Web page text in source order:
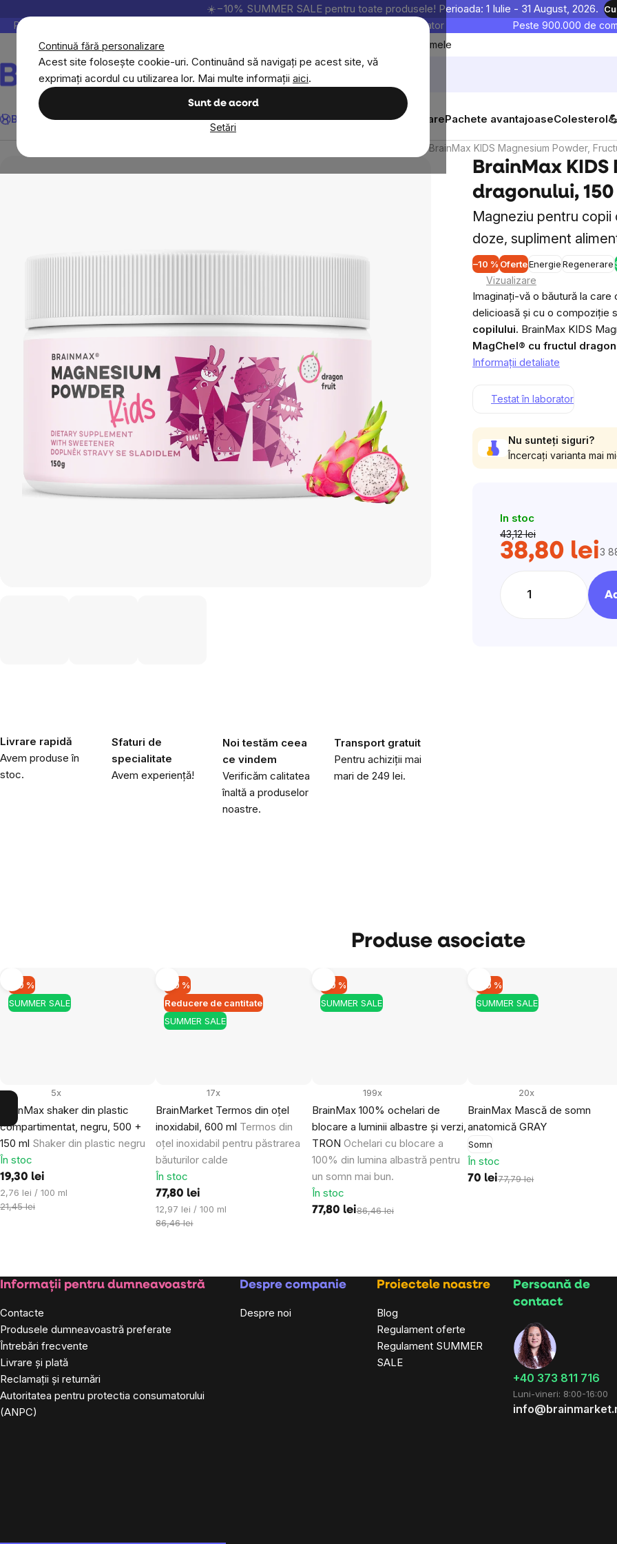
Continuă fără personalizare
Acest site folosește cookie-uri. Continuând să navigați pe acest site, vă
exprimați acordul cu utilizarea lor. Mai multe informații aici.
Sunt de acord
Setări
☀️−10% SUMMER SALE pentru toate produsele! Perioada: 1 Iulie - 31 August, 2026.
Peste 200.000 de recenzii verificate Produsele noastre sunt testate în laborator Peste 900.000 de
Favoritele mele
Căutare
BrainMax
SportImunitateFemeiBărbațiCopiiObiectiveNoutățiSuplimente alimentarePachete avantajoaseColesterol
BrainMax KIDS Magnesium Powder,
BrainMax
dragonului, 150
Magneziu pentru
doze, supliment
–10 % OferteEnergieRegenerare
Livrare rapidă
Avem produse în
stoc.
Sfaturi de
specialitate
Avem experiență!
Noi testăm ceea
ce vindem
Verificăm calitatea
înaltă a produselor
noastre.
Transport gratuit
Pentru achiziții mai
mari de 249 lei.
Vizualizare
Imaginați-vă o băutură la
delicioasă și cu o compoziție
copilului. BrainMax KIDS
MagChel® cu fructul
Informaţii detaliate
Testat în laborator
Nu sunteți siguri?
Încercați varianta mai
In stoc
43,12 lei
38,80 lei3
Produse asociate
SUMMER SALE
–10 %
BrainMax shaker din plastic
compartimentat, negru, 500 +
150 ml Shaker din plastic negru
5x
În stoc
19,30 lei
Evaluare
preţ:
2,76 lei / 100 ml
21,45 lei
Reducere de cantitate
SUMMER SALE
–10 %
BrainMarket Termos din oțel
inoxidabil, 600 ml Termos din
oțel inoxidabil pentru păstrarea
băuturilor calde
17x
În stoc
77,80 lei
Evaluare
preţ:
12,97 lei / 100 ml
86,46 lei
SUMMER SALE
–10 %
BrainMax 100% ochelari de
blocare a luminii albastre și verzi,
TRON Ochelari cu blocare a
100% din lumina albastră pentru
un somn mai bun.
199x
În stoc
77,80 lei86,46 lei
SUMMER SALE
–10 %
BrainMax Mască de somn
anatomică GRAY
Somn
20x
În stoc
70 lei77,79 lei
Subsol
Informații pentru dumneavoastră
Contacte
Produsele dumneavoastră preferate
Întrebări frecvente
Livrare și plată
Reclamații și returnări
Autoritatea pentru protectia consumatorului
(ANPC)
Despre companie
Despre noi
Proiectele noastre
Blog
Regulament oferte
Regulament SUMMER
SALE
Persoană de
contact
+40 373 811 716
Luni-vineri: 8:00-16:00
Obțineți reducerea
datelor dumneavoastră personale
buletinelor noastre informative